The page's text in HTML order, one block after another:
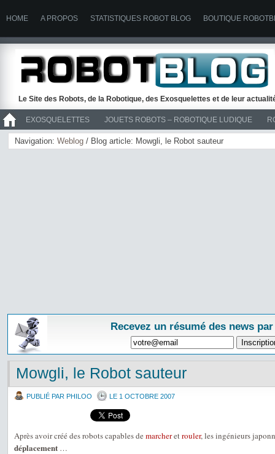
HOME A PROPOS STATISTIQUES ROBOT BLOG BOUTIQUE
Le Site des Robots, de la Robotique, des Exosquelettes et de leur
EXOSQUELETTES JOUETS ROBOTS – ROBOTIQUE LUDIQUE
>> ROBOTS
Navigation: Weblog / Blog article: Mowgli, le Robot sauteur
Recevez un résumé des news
Mowgli, le Robot sauteur
PUBLIÉ PAR PHILOO LE 1 OCTOBRE 2007
Après avoir créé des robots capables de marcheretrouler, les ingénieurs
déplacement …